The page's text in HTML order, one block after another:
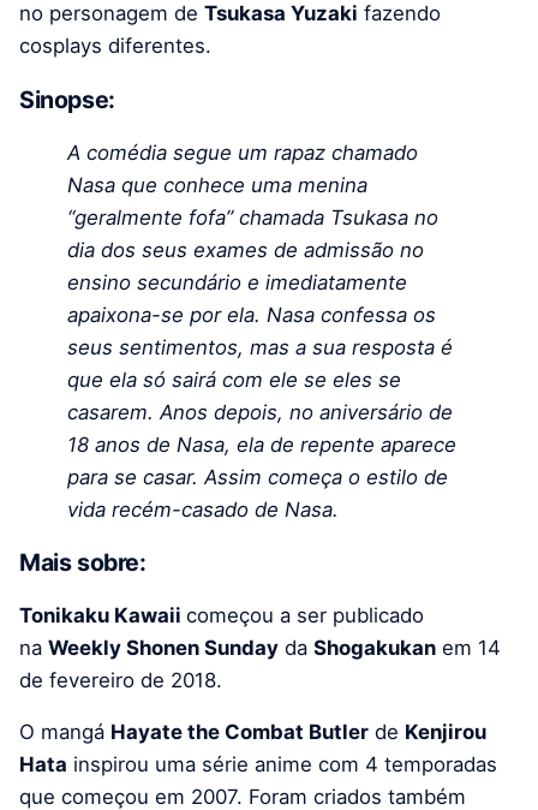
no personagem de Tsukasa Yuzaki fazendo
cosplays diferentes.
Sinopse:
A comédia segue um rapaz chamado
Nasa que conhece uma menina
“geralmente fofa” chamada Tsukasa no
dia dos seus exames de admissão no
ensino secundário e imediatamente
apaixona-se por ela. Nasa confessa os
seus sentimentos, mas a sua resposta é
que ela só sairá com ele se eles se
casarem. Anos depois, no aniversário de
18 anos de Nasa, ela de repente aparece
para se casar. Assim começa o estilo de
vida recém-casado de Nasa.
Mais sobre:
Tonikaku Kawaii começou a ser publicado
na Weekly Shonen Sunday da Shogakukan em 14
de fevereiro de 2018.
O mangá Hayate the Combat Butler de Kenjirou
Hata inspirou uma série anime com 4 temporadas
que começou em 2007. Foram criados também